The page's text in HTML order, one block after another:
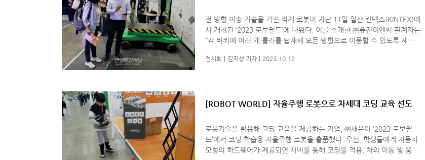
전 방향 이송 기술을 가진 적재 로봇이 지난 11일 일산 킨텍스(KINTEX)에
서 개최된 ‘2023 로보월드’에 나왔다. 이를 소개한 ㈜퓨전이엔씨 관계자는
“각 바퀴에 여러 개 롤러를 탑재해 모든 방향으로 이동할 수 있도록 제작
전시회 김지성 기자 2023.10.12
[ROBOT WORLD] 자율주행 로봇으로 차세대 코딩 교육 선도
로봇기술을 활용해 코딩 교육을 제공하는 기업, ㈜새온이 ‘2023 로보월
드’에서 코딩 학습용 자율주행 로봇을 출품했다. 우선, 학생들에게 자동차
모형의 하드웨어가 제공되면 서버를 통해 코딩을 적용, 차의 이동 및 움직